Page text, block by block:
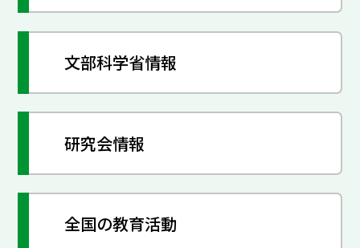
文部科学省情報
研究会情報
全国の教育活動